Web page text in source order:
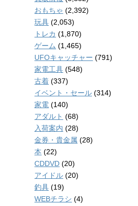
おもちゃ (2,392)
玩具 (2,053)
トレカ (1,870)
ゲーム (1,465)
UFOキャッチャー (791)
家電工具 (548)
古着 (337)
イベント・セール (314)
家電 (140)
アダルト (68)
入荷案内 (28)
金券・貴金属 (28)
本 (22)
CDDVD (20)
アイドル (20)
釣具 (19)
WEBチラシ (4)